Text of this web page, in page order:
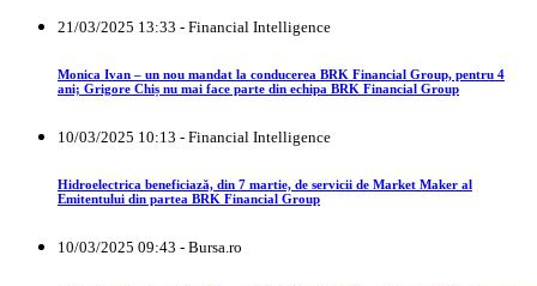
21/03/2025 13:33 - Financial Intelligence
Monica Ivan – un nou mandat la conducerea BRK Financial Group, pentru 4
ani; Grigore Chiș nu mai face parte din echipa BRK Financial Group
10/03/2025 10:13 - Financial Intelligence
Hidroelectrica beneficiază, din 7 martie, de servicii de Market Maker al
Emitentului din partea BRK Financial Group
10/03/2025 09:43 - Bursa.ro